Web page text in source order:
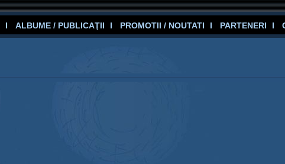
ALBUME / PUBLICAŢII PROMOTII / NOUTATI PARTENERI